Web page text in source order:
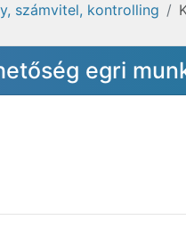
számvitel, kontrolling
egri